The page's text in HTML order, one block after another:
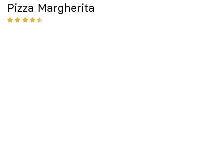
Pizza Margherita